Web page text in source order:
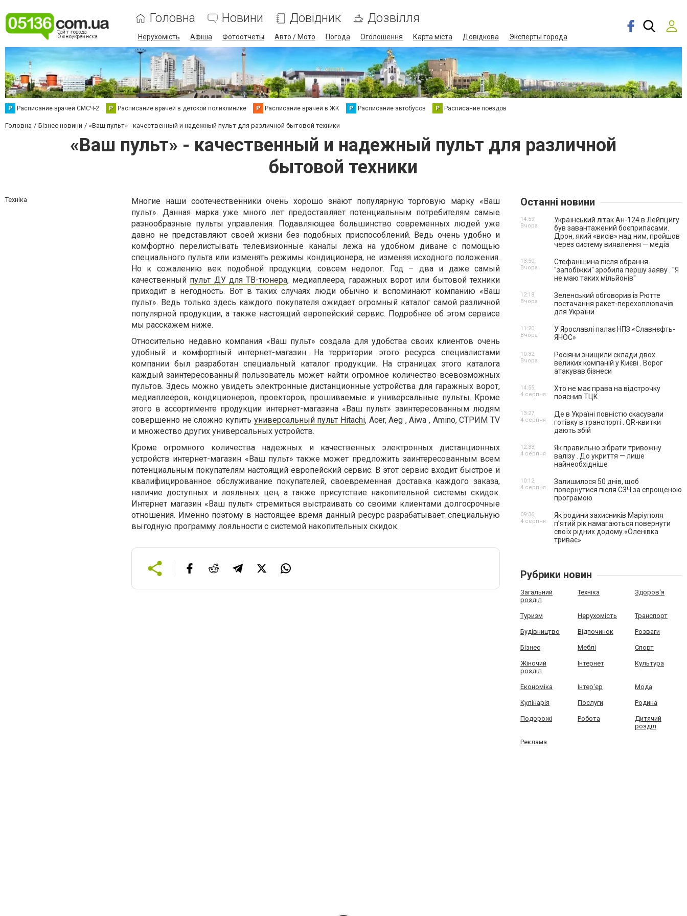
Головна Новини Довідник Дозвілля
Нерухомість Афіша Фотоотчеты Авто / Мото Погода Оголошення Карта міста Довідкова Эксперты города
Р Расписание врачей СМСЧ-2 Р Расписание врачей в детской поликлинике Р Расписание врачей в ЖК Р Расписание автобусов Р Расписание поездов
Головна Бізнес новини «Ваш пульт» - качественный и надежный пульт для различной бытовой техники
«Ваш пульт» - качественный и надежный пульт для различной
бытовой техники
Техніка
Многие наши соотечественники очень хорошо знают популярную торговую марку «Ваш
пульт». Данная марка уже много лет предоставляет потенциальным потребителям самые
разнообразные пульты управления. Подавляющее большинство современных людей уже
давно не представляют своей жизни без подобных приспособлений. Ведь очень удобно и
комфортно перелистывать телевизионные каналы лежа на удобном диване с помощью
специального пульта или изменять режимы кондиционера, не изменяя исходного положения.
Но к сожалению век подобной продукции, совсем недолог. Год – два и даже самый
качественный пульт ДУ для ТВ-тюнера, медиаплеера, гаражных ворот или бытовой техники
приходит в негодность. Вот в таких случаях люди обычно и вспоминают компанию «Ваш
пульт». Ведь только здесь каждого покупателя ожидает огромный каталог самой различной
популярной продукции, а также настоящий европейский сервис. Подробнее об этом сервисе
мы расскажем ниже.
Относительно недавно компания «Ваш пульт» создала для удобства своих клиентов очень
удобный и комфортный интернет-магазин. На территории этого ресурса специалистами
компании был разработан специальный каталог продукции. На страницах этого каталога
каждый заинтересованный пользователь может найти огромное количество всевозможных
пультов. Здесь можно увидеть электронные дистанционные устройства для гаражных ворот,
медиаплееров, кондиционеров, проекторов, прошиваемые и универсальные пульты. Кроме
этого в ассортименте продукции интернет-магазина «Ваш пульт» заинтересованным людям
совершенно не сложно купить универсальный пульт Hitachi, Acer, Aeg , Aiwa , Amino, СТРИМ TV
и множество других универсальных устройств.
Кроме огромного количества надежных и качественных электронных дистанционных
устройств интернет-магазин «Ваш пульт» также может предложить заинтересованным всем
потенциальным покупателям настоящий европейский сервис. В этот сервис входит быстрое и
квалифицированное обслуживание покупателей, своевременная доставка каждого заказа,
наличие доступных и лояльных цен, а также присутствие накопительной системы скидок.
Интернет магазин «Ваш пульт» стремиться выстраивать со своими клиентами долгосрочные
отношения. Именно поэтому в настоящее время данный ресурс разрабатывает специальную
выгодную программу лояльности с системой накопительных скидок.
Останні новини
Український літак Ан-124 в Лейпцигу
був завантажений боєприпасами.
Дрон, який «висів» над ним, пройшов
через систему виявлення — медіа
14:59,
Вчора
Стефанішина після обрання
"запобіжки" зробила першу заяву . "Я
не маю таких мільйонів"
13:50,
Вчора
Зеленський обговорив із Рютте
постачання ракет-перехоплювачів
для України
12:18,
Вчора
У Ярославлі палає НПЗ «Славнєфть-
ЯНОС»
11:20,
Вчора
Росіяни знищили склади двох
великих компаній у Києві . Ворог
атакував бізнеси
10:32,
Вчора
Хто не має права на відстрочку
пояснив ТЦК
14:55,
4 серпня
Де в Україні повністю скасували
готівку в транспорті . QR-квитки
дають збій
13:27,
4 серпня
Як правильно зібрати тривожну
валізу . До укриття — лише
найнеобхідніше
12:33,
4 серпня
Залишилося 50 днів, щоб
повернутися після СЗЧ за спрощеною
програмою
10:12,
4 серпня
Як родини захисників Маріуполя
пʼятий рік намагаються повернути
своїх рідних додому.«Оленівка
триває»
09:36,
4 серпня
Рубрики новин
Загальний
розділ
Техніка Здоров'я
Туризм Нерухомість Транспорт
Будівництво Відпочинок Розваги
Бізнес Меблі Спорт
Жіночий
розділ
Інтернет Культура
Економіка Інтер'єр Мода
Кулінарія Послуги Родина
Подорожі Робота
Дитячий
розділ
Реклама